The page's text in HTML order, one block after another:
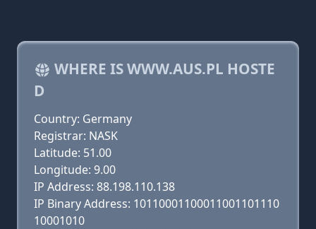
WHERE IS WWW.AUS.PL HOSTE
D
Country: Germany
Registrar: NASK
Latitude: 51.00
Longitude: 9.00
IP Address: 88.198.110.138
IP Binary Address: 10110001100011001101110
10001010